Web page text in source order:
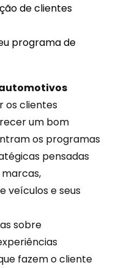
de clientes
programa de
os clientes
um bom
os programas
pensadas
veículos e seus
sobre
fazem o cliente